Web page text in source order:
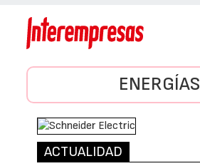
ENERGÍAS
ACTUALIDAD